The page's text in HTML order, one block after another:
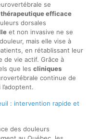
se
efficace
dorsales
et non invasive ne se
mais elle vise à
en rétablissant leur
de vie actif. Grâce à
que les cliniques
continue de
: intervention rapide et
des douleurs